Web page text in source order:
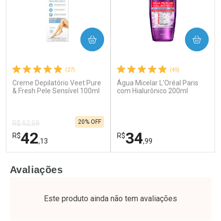
Ativar Desconto
Por R$ 64,79/cada
Ativar Desconto
(27)
Creme Depilatório Veet Pure
& Fresh Pele Sensível 100ml
R$ 52,59
R$42,13
20% OFF
COMPRAR
Laboratório
Por Menos
(45)
Água Micelar L'Oréal Paris
com Hialurônico 200ml
R$34,99
COMPRAR
Laboratório
Por Menos
Avaliações
Este produto ainda não tem avaliações